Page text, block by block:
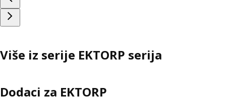
Više iz serije EKTORP serija
Dodaci za EKTORP